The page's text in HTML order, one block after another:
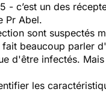
c’est un des
Pr Abel.
sont suspectés
beaucoup parler
d'être infectés. Mais
les